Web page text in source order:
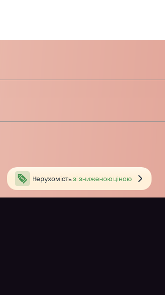
Нерухомістьзі зниженою ціною